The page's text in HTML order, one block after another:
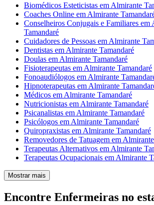
Biomédicos Esteticistas em Almirante
Coaches Online em Almirante
Conselheiros Conjugais e Familiares em
Tamandaré
Cuidadores de Pessoas em Almirante
Dentistas em Almirante Tamandaré
Doulas em Almirante Tamandaré
Fisioterapeutas em Almirante Tamandaré
Fonoaudiólogos em Almirante
Hipnoterapeutas em Almirante
Médicos em Almirante Tamandaré
Nutricionistas em Almirante Tamandaré
Psicanalistas em Almirante Tamandaré
Psicólogos em Almirante Tamandaré
Quiropraxistas em Almirante Tamandaré
Removedores de Tatuagem em
Terapeutas Alternativos em Almirante
Terapeutas Ocupacionais em Almirante
Mostrar mais
Encontre Enfermeiras no